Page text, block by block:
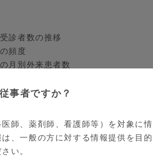
診者数の推移
頻度
月別外来患者数
事者ですか？
師、薬剤師、看護師等）を対象に情
、一般の方に対する情報提供を目的
い。